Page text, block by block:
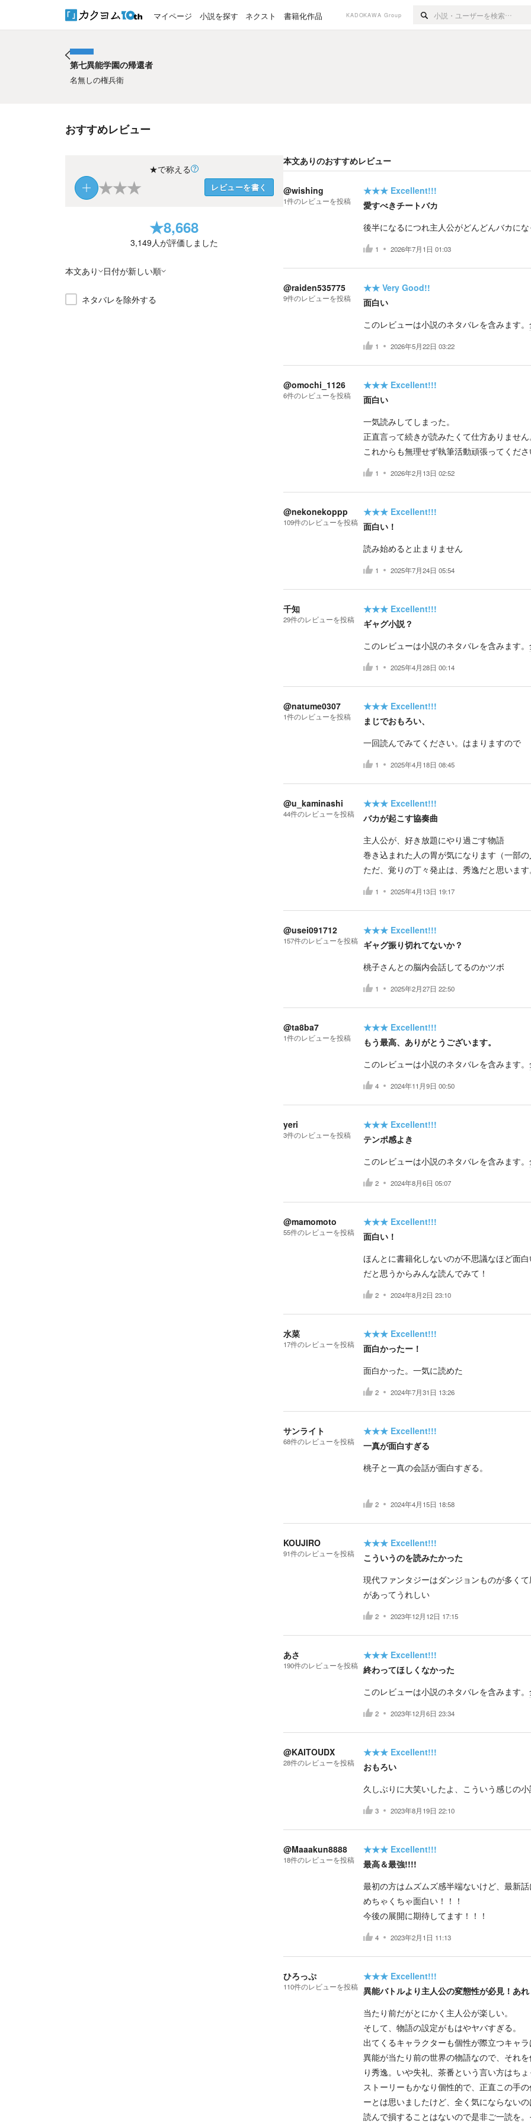
マイページ 小説を探す ネクスト 書籍化作品 KADOKAWA Group
第七異能学園の帰還者
名無しの権兵衛
おすすめレビュー
★で称える
★★★ レビューを書く
★8,668
3,149人が評価しました
本文あり 日付が新しい順
ネタバレを除外する
本文ありのおすすめレビュー
@wishing
1件のレビューを投稿
★★★ Excellent!!!
愛すべきチートバカ
後半になるにつれ主人公がどんどんバカに
1 2026年7月1日 01:03
@raiden535775
9件のレビューを投稿
★★ Very Good!!
面白い
このレビューは小説のネタバレを含みます。
1 2026年5月22日 03:22
@omochi_1126
6件のレビューを投稿
★★★ Excellent!!!
面白い
一気読みしてしまった。
正直言って続きが読みたくて仕方ありませ
これからも無理せず執筆活動頑張ってくだ
1 2026年2月13日 02:52
@nekonekoppp
109件のレビューを投稿
★★★ Excellent!!!
面白い！
読み始めると止まりません
1 2025年7月24日 05:54
千知
29件のレビューを投稿
★★★ Excellent!!!
ギャグ小説？
このレビューは小説のネタバレを含みます。
1 2025年4月28日 00:14
@natume0307
1件のレビューを投稿
★★★ Excellent!!!
まじでおもろい、
一回読んでみてください。はまりますので
1 2025年4月18日 08:45
@u_kaminashi
44件のレビューを投稿
★★★ Excellent!!!
バカが起こす協奏曲
主人公が、好き放題にやり過ごす物語
巻き込まれた人の胃が気になります（一部
ただ、覚りの丁々発止は、秀逸だと思います
1 2025年4月13日 19:17
@usei091712
157件のレビューを投稿
★★★ Excellent!!!
ギャグ振り切れてないか？
桃子さんとの脳内会話してるのかツボ
1 2025年2月27日 22:50
@ta8ba7
1件のレビューを投稿
★★★ Excellent!!!
もう最高、ありがとうございます。
このレビューは小説のネタバレを含みます。
4 2024年11月9日 00:50
yeri
3件のレビューを投稿
★★★ Excellent!!!
テンポ感よき
このレビューは小説のネタバレを含みます。
2 2024年8月6日 05:07
@mamomoto
55件のレビューを投稿
★★★ Excellent!!!
面白い！
ほんとに書籍化しないのが不思議なほど面
だと思うからみんな読んでみて！
2 2024年8月2日 23:10
水菜
17件のレビューを投稿
★★★ Excellent!!!
面白かったー！
面白かった。一気に読めた
2 2024年7月31日 13:26
サンライト
68件のレビューを投稿
★★★ Excellent!!!
一真が面白すぎる
桃子と一真の会話が面白すぎる。
2 2024年4月15日 18:58
KOUJIRO
91件のレビューを投稿
★★★ Excellent!!!
こういうのを読みたかった
現代ファンタジーはダンジョンものが多く
があってうれしい
2 2023年12月12日 17:15
あさ
190件のレビューを投稿
★★★ Excellent!!!
終わってほしくなかった
このレビューは小説のネタバレを含みます。
2 2023年12月6日 23:34
@KAITOUDX
28件のレビューを投稿
★★★ Excellent!!!
おもろい
久しぶりに大笑いしたよ、こういう感じの
3 2023年8月19日 22:10
@Maaakun8888
18件のレビューを投稿
★★★ Excellent!!!
最高＆最強!!!!
最初の方はムズムズ感半端ないけど、最新
めちゃくちゃ面白い！！！
今後の展開に期待してます！！！
4 2023年2月1日 11:13
ひろっぷ
110件のレビューを投稿
★★★ Excellent!!!
異能バトルより主人公の変態性が必見！あ
当たり前だがとにかく主人公が楽しい。
そして、物語の設定がもはやヤバすぎる。
出てくるキャラクターも個性が際立つキャ
異能が当たり前の世界の物語なので、それ
り秀逸。いや失礼、茶番という言い方はち
ストーリーもかなり個性的で、正直この手
ーとは思いましたけど、全く気にならない
読んで損することはないので是非ご一読を